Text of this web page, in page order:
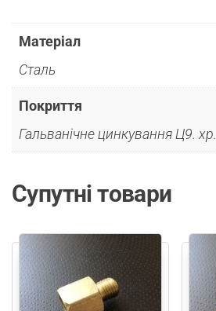
Матеріал
Сталь
Покриття
Гальванічне цинкування Ц9. хр.
Супутні товари